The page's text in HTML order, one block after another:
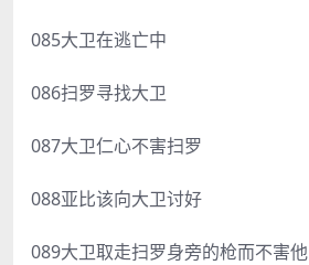
085大卫在逃亡中
086扫罗寻找大卫
087大卫仁心不害扫罗
088亚比该向大卫讨好
089大卫取走扫罗身旁的枪而不害他